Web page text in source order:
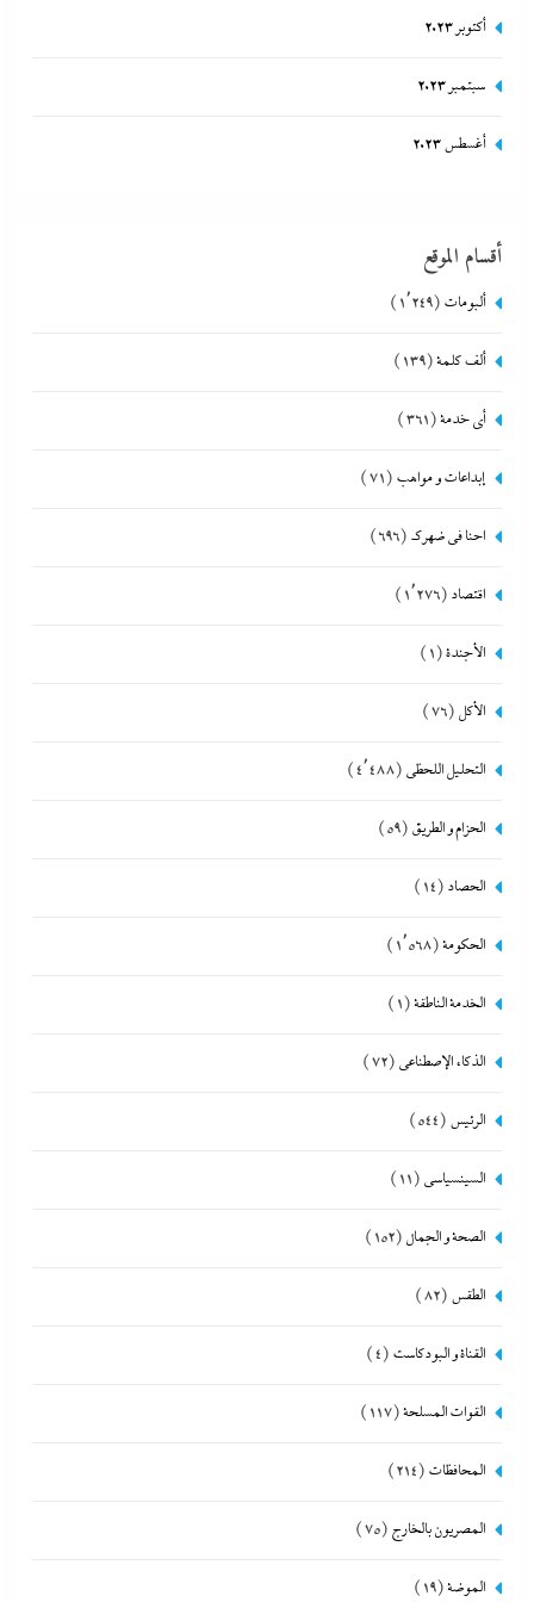
أكتوبر 2023
سبتمبر 2023
أغسطس 2023
أقسام الموقع
ألبومات (1٬249)
ألف كلمة(139)
أي خدمة(361)
إبداعات و مواهب (71)
احنا في ضهرك (696)
اقتصاد (1٬276)
الأجندة(1)
الأكل (76)
التحليل اللحظي (4٬488)
الحزام و الطريق (59)
الحصاد (14)
الحكومة(1٬568)
الخدمة الناطقة(1)
الذكاء الإصطناعي (72)
الرئيس (544)
السينسياسي (11)
الصحة و الجمال (152)
الطقس (82)
القناة و البودكاست (4)
القوات المسلحة(117)
المحافظات (214)
المصريون بالخارج (75)
الموضة(19)